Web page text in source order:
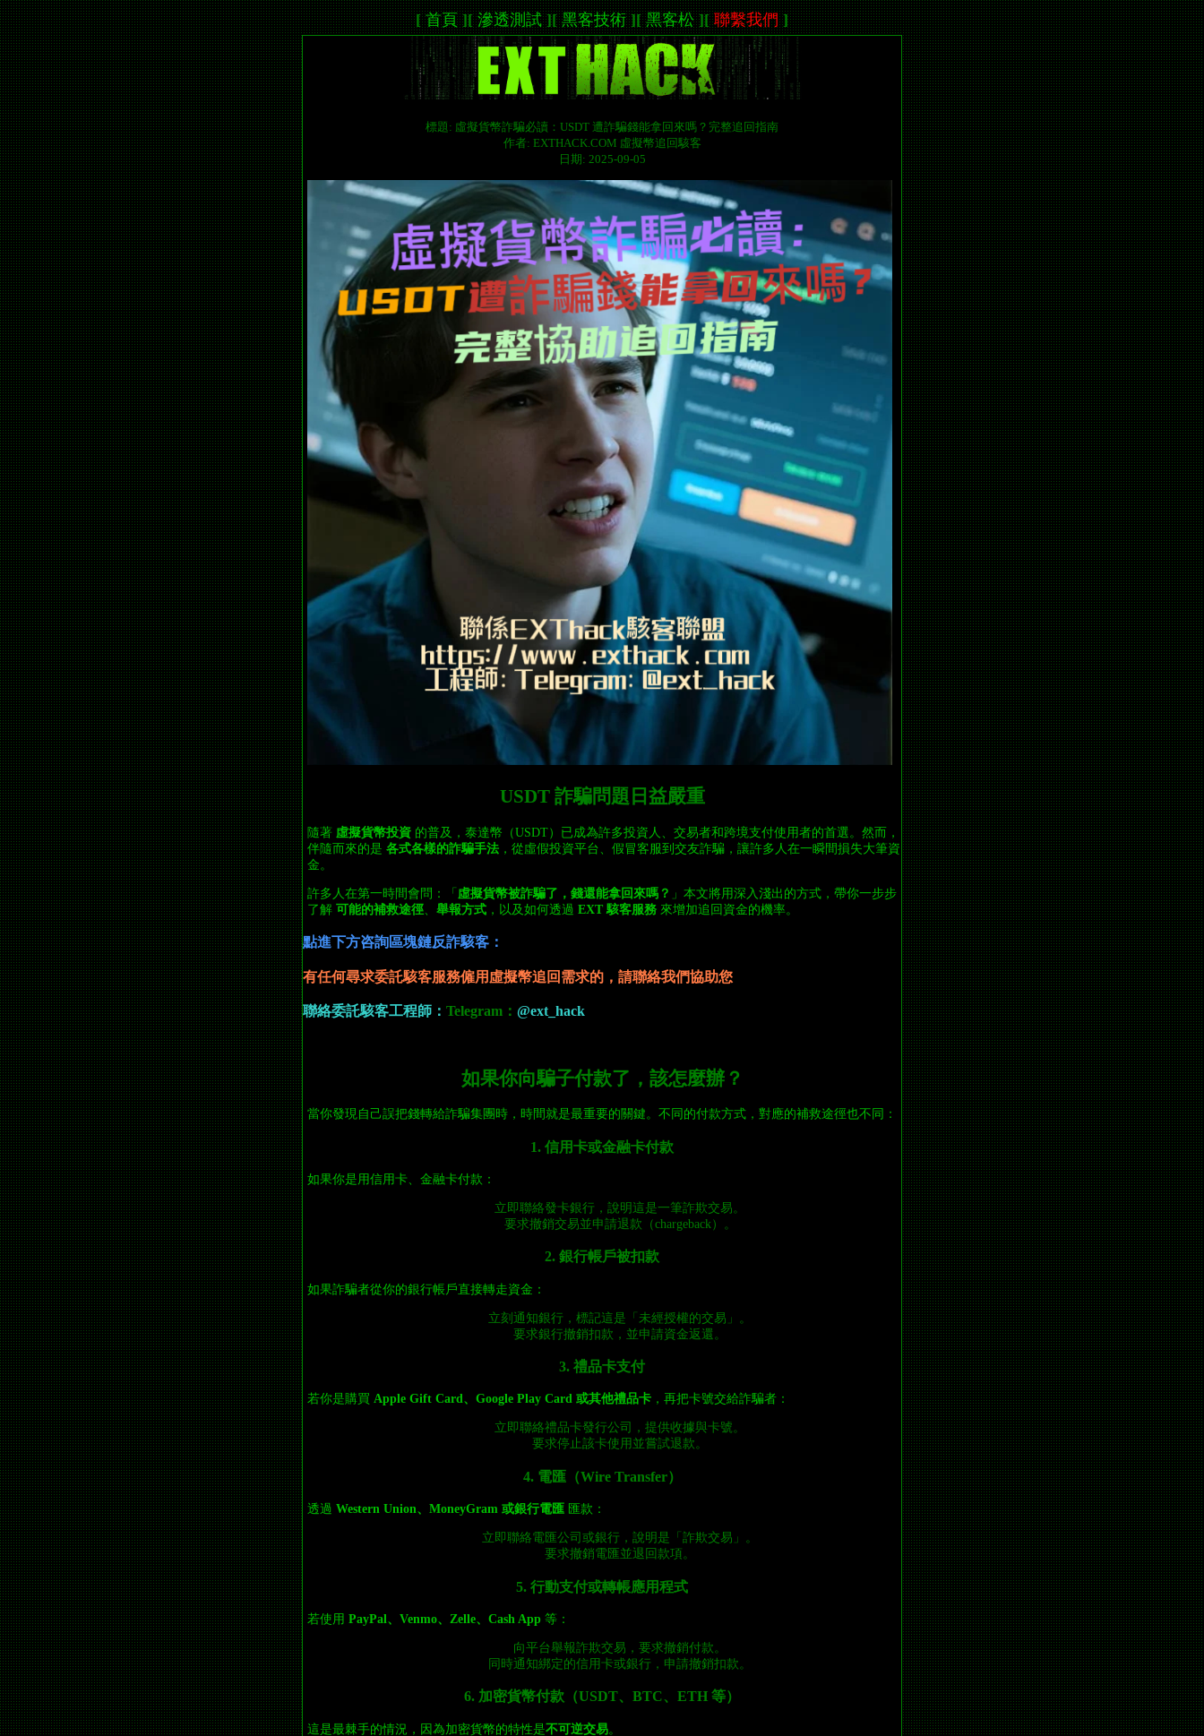
[ 首頁 ][ 滲透測試 ][ 黑客技術 ][ 黑客松 ][ 聯繫我們 ]
標題: 虛擬貨幣詐騙必讀：USDT 遭詐騙錢能拿回來嗎？完整追回指南
作者: EXTHACK.COM 虛擬幣追回駭客
日期: 2025-09-05
USDT 詐騙問題日益嚴重
隨著 虛擬貨幣投資 的普及，泰達幣（USDT）已成為許多投資人、交易者和跨境支付使用者的首選。然而，
伴隨而來的是 各式各樣的詐騙手法 ，從虛假投資平台、假冒客服到交友詐騙，讓許多人在一瞬間損失大筆資
金。
許多人在第一時間會問：「 虛擬貨幣被詐騙了，錢還能拿回來嗎？ 」本文將用深入淺出的方式，帶你一步步
了解 可能的補救途徑 舉報方式 ，以及如何透過 EXT 駭客服務 來增加追回資金的機率。
點進下方咨詢區塊鏈反詐駭客：
有任何尋求委託駭客服務僱用虛擬幣追回需求的 ，請聯絡我們協助您
聯絡委託駭客工程師： Telegram： @ext_hack
如果你向騙子付款了，該怎麼辦？
當你發現自己誤把錢轉給詐騙集團時，時間就是最重要的關鍵。不同的付款方式，對應的補救途徑也不同：
1. 信用卡或金融卡付款
如果你是用信用卡、金融卡付款：
立即聯絡發卡銀行，說明這是一筆詐欺交易。
要求撤銷交易並申請退款（chargeback）。
2. 銀行帳戶被扣款
如果詐騙者從你的銀行帳戶直接轉走資金：
立刻通知銀行，標記這是「未經授權的交易」。
要求銀行撤銷扣款，並申請資金返還。
3. 禮品卡支付
若你是購買 Apple Gift Card、Google Play Card 或其他禮品卡 ，再把卡號交給詐騙者：
立即聯絡禮品卡發行公司，提供收據與卡號。
要求停止該卡使用並嘗試退款。
4. 電匯（Wire Transfer）
透過 Western Union、MoneyGram 或銀行電匯 匯款：
立即聯絡電匯公司或銀行，說明是「詐欺交易」。
要求撤銷電匯並退回款項。
5. 行動支付或轉帳應用程式
若使用 PayPal、Venmo、Zelle、Cash App 等：
向平台舉報詐欺交易，要求撤銷付款。
同時通知綁定的信用卡或銀行，申請撤銷扣款。
6. 加密貨幣付款（USDT、BTC、ETH 等）
這是最棘手的情況，因為加密貨幣的特性是不可逆交易。